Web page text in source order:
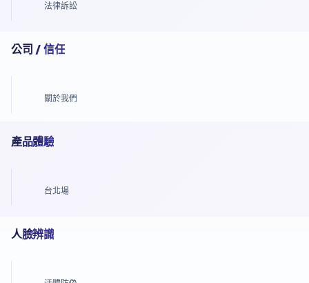
法律訴訟
公司 / 信任
關於我們
產品體驗
台北場
人臉辨識